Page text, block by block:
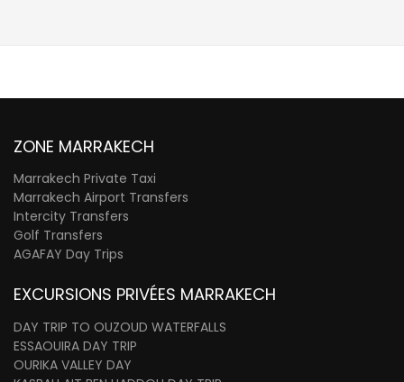
ZONE MARRAKECH
Marrakech Private Taxi
Marrakech Airport Transfers
Intercity Transfers
Golf Transfers
AGAFAY Day Trips
EXCURSIONS PRIVÉES MARRAKECH
DAY TRIP TO OUZOUD WATERFALLS
ESSAOUIRA DAY TRIP
OURIKA VALLEY DAY